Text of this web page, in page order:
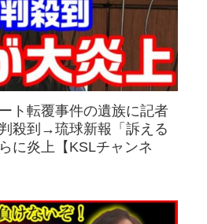
ト転覆事件の遺族に記者
殺到→琉球新報「訴える
に炎上【KSLチャンネ